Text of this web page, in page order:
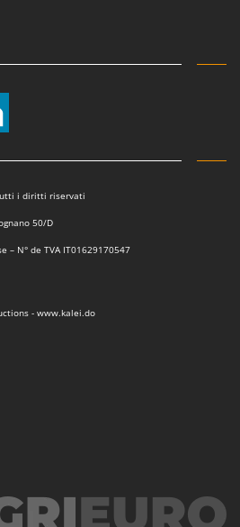
i diritti riservati
50/D
– N° de TVA IT01629170547
- www.kalei.do